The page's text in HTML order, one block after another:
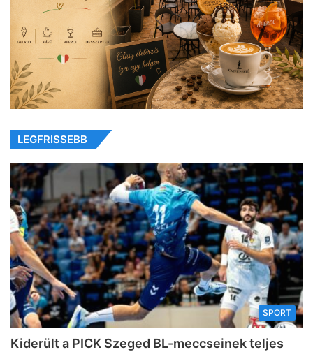
LEGFRISSEBB
SPORT
Kiderült a PICK Szeged BL-meccseinek teljes